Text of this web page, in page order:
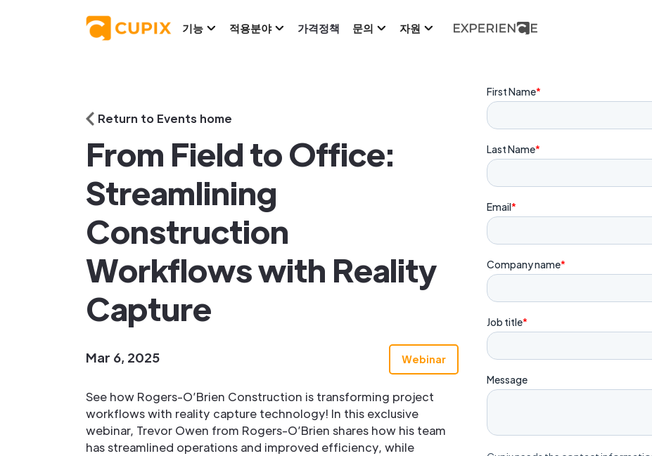
기능 적용분야 가격정책 문의 자원
Return to Events home
From Field to Office:
Streamlining
Construction
Workflows with Reality
Capture
Mar 6, 2025 Webinar
See how Rogers-O’Brien Construction is transforming project
workflows with reality capture technology! In this exclusive
webinar, Trevor Owen from Rogers-O’Brien shares how his team
has streamlined operations and improved efficiency, while